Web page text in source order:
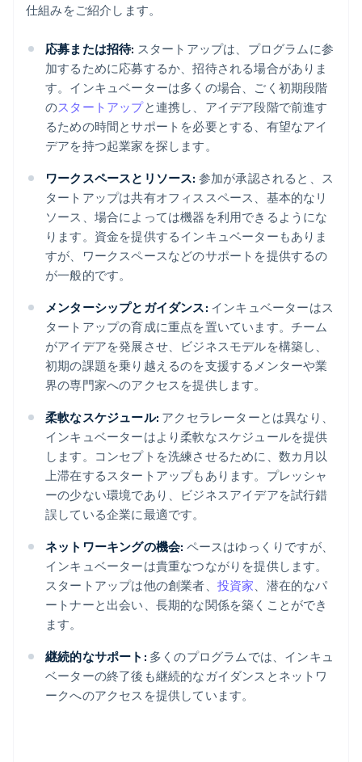
仕組みをご紹介します。
応募または招待: スタートアップは、プログラムに参
加するために応募するか、招待される場合がありま
す。インキュベーターは多くの場合、ごく初期段階
のスタートアップと連携し、アイデア段階で前進す
るための時間とサポートを必要とする、有望なアイ
デアを持つ起業家を探します。
ワークスペースとリソース: 参加が承認されると、ス
タートアップは共有オフィススペース、基本的なリ
ソース、場合によっては機器を利用できるようにな
ります。資金を提供するインキュベーターもありま
すが、ワークスペースなどのサポートを提供するの
が一般的です。
メンターシップとガイダンス: インキュベーターはス
タートアップの育成に重点を置いています。チーム
がアイデアを発展させ、ビジネスモデルを構築し、
初期の課題を乗り越えるのを支援するメンターや業
界の専門家へのアクセスを提供します。
柔軟なスケジュール: アクセラレーターとは異なり、
インキュベーターはより柔軟なスケジュールを提供
します。コンセプトを洗練させるために、数カ月以
上滞在するスタートアップもあります。プレッシャ
ーの少ない環境であり、ビジネスアイデアを試行錯
誤している企業に最適です。
ネットワーキングの機会: ペースはゆっくりですが、
インキュベーターは貴重なつながりを提供します。
スタートアップは他の創業者、 投資家、潜在的なパ
ートナーと出会い、長期的な関係を築くことができ
ます。
継続的なサポート: 多くのプログラムでは、インキュ
ベーターの終了後も継続的なガイダンスとネットワ
ークへのアクセスを提供しています。